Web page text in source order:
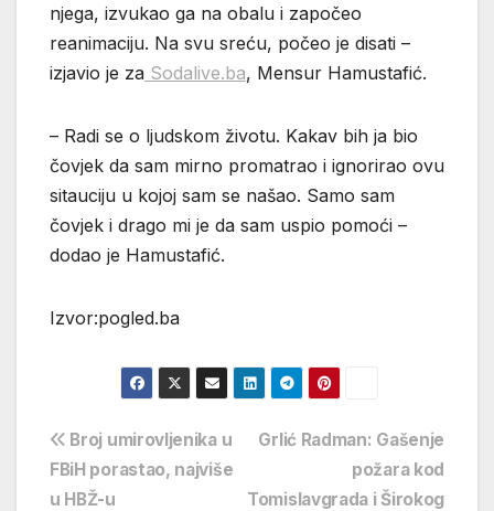
njega, izvukao ga na obalu i započeo
reanimaciju. Na svu sreću, počeo je disati –
izjavio je za Sodalive.ba, Mensur Hamustafić.
– Radi se o ljudskom životu. Kakav bih ja bio
čovjek da sam mirno promatrao i ignorirao ovu
sitauciju u kojoj sam se našao. Samo sam
čovjek i drago mi je da sam uspio pomoći –
dodao je Hamustafić.
Izvor:pogled.ba
Navigacija
objava
Grlić Radman: Gašenje
požara kod
Tomislavgrada i Širokog
Broj umirovljenika u
FBiH porastao, najviše
u HBŽ-u